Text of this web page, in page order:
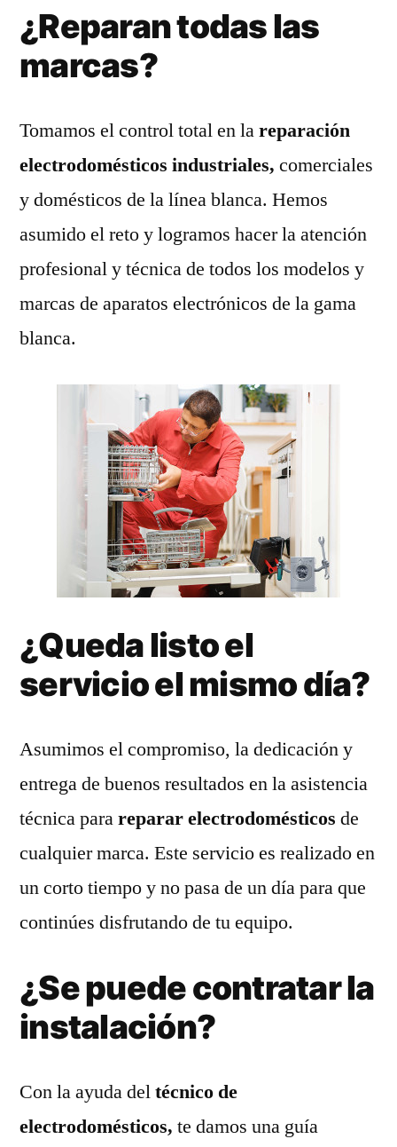
¿Reparan todas las
marcas?
Tomamos el control total en lareparación
electrodomésticos industriales, comerciales
y domésticos de la línea blanca. Hemos
asumido el reto y logramos hacer la atención
profesional y técnica de todos los modelos y
marcas de aparatos electrónicos de la gama
blanca.
¿Queda listo el
servicio el mismo día?
Asumimos el compromiso, la dedicación y
entrega de buenos resultados en la asistencia
técnica parareparar electrodomésticos de
cualquier marca. Este servicio es realizado en
un corto tiempo y no pasa de un día para que
continúes disfrutando de tu equipo.
¿Se puede contratar la
instalación?
Con la ayuda deltécnico de
electrodomésticos, te damos una guía